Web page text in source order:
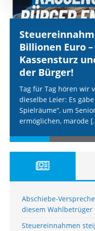
Billionen Euro
Kassensturz
der Bürger!
Tag für Tag hören wir
dieselbe Leier: Es
Spielräume“, um
ermöglichen, marode
Abschiebe-
diesem Wahlbetrüger
Steuereinnahmen